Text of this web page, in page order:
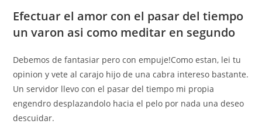
Efectuar el amor con el pasar del tiempo
un varon asi­ como meditar en segundo
Debemos de fantasiar pero con empuje!Como estan, lei tu
opinion y vete al carajo hijo de una cabra intereso bastante.
Un servidor llevo con el pasar del tiempo mi propia
engendro desplazandolo hacia el pelo por nada una deseo
descuidar.